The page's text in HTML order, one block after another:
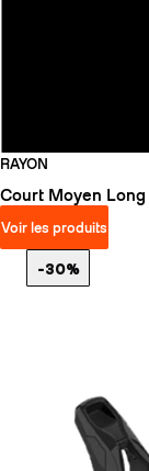
RAYON
Court Moyen Long
Voir les produits
-30%